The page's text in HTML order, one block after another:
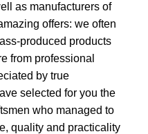
as manufacturers of
offers: we often
produced products
from professional
by true
selected for you the
who managed to
quality and practicality